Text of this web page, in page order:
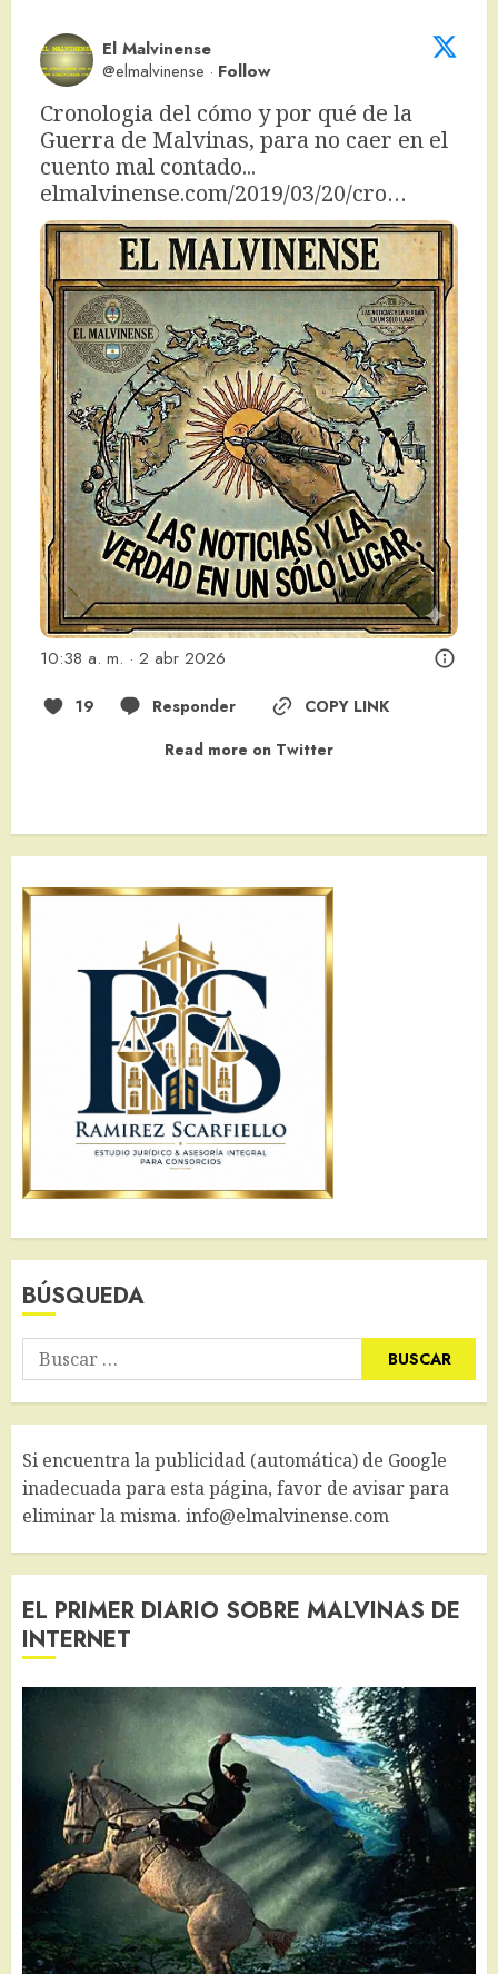
El Malvinense
@elmalvinense · Follow
Cronologia del cómo y por qué de la
Guerra de Malvinas, para no caer en el
elmalvinense.com/2019/03/20/cro…
10:38 a. m. · 2 abr 2026
19 Responder
COPY LINK
Read more on Twitter
BÚSQUEDA
Buscar:
Si encuentra la publicidad (automática) de Google
inadecuada para esta página, favor de avisar para
eliminar la misma. info@elmalvinense.com
EL PRIMER DIARIO SOBRE MALVINAS DE
INTERNET